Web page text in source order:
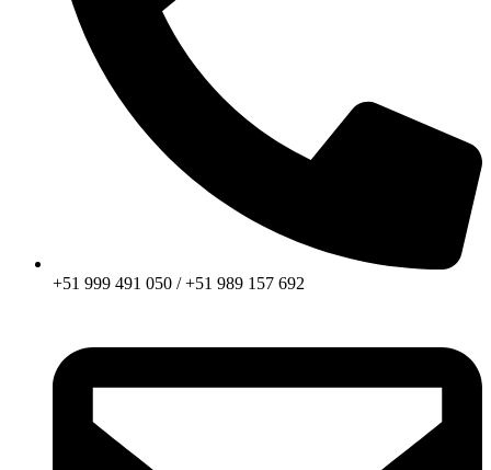
+51 999 491 050 / +51 989 157 692